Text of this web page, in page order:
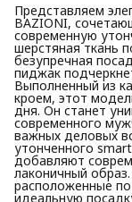
Представляем
BAZIONI,
современную
шерстяная ткань
безупречная
пиджак
Выполненный из
кроем, этот
дня. Он станет
современного
важных деловых
утонченного
добавляют
лаконичный
расположенные
идеальную